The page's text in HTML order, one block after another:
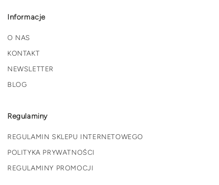
Informacje
O NAS
KONTAKT
NEWSLETTER
BLOG
Regulaminy
REGULAMIN SKLEPU INTERNETOWEGO
POLITYKA PRYWATNOŚCI
REGULAMINY PROMOCJI